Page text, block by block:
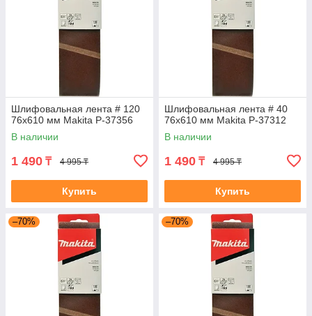
Шлифовальная лента # 120
76x610 мм Makita P-37356
В наличии
1 490 ₸ 4 995 ₸
Купить
Шлифовальная лента # 40
76x610 мм Makita P-37312
В наличии
1 490 ₸ 4 995 ₸
Купить
–70% –70%